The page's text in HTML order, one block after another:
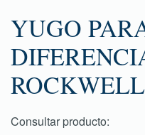
YUGO
Consultar producto: